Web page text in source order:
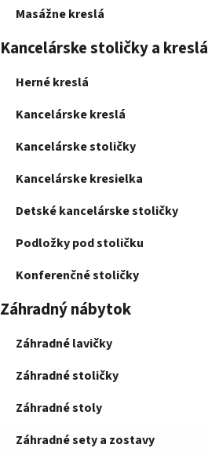
Masážne kreslá
Kancelárske stoličky a kreslá
Herné kreslá
Kancelárske kreslá
Kancelárske stoličky
Kancelárske kresielka
Detské kancelárske stoličky
Podložky pod stoličku
Konferenčné stoličky
Záhradný nábytok
Záhradné lavičky
Záhradné stoličky
Záhradné stoly
Záhradné sety a zostavy